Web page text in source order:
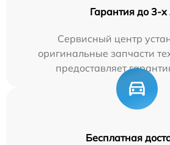
Гарантия до 3-х
Сервисный центр
оригинальные запчасти
предоставляет
Бесплатная